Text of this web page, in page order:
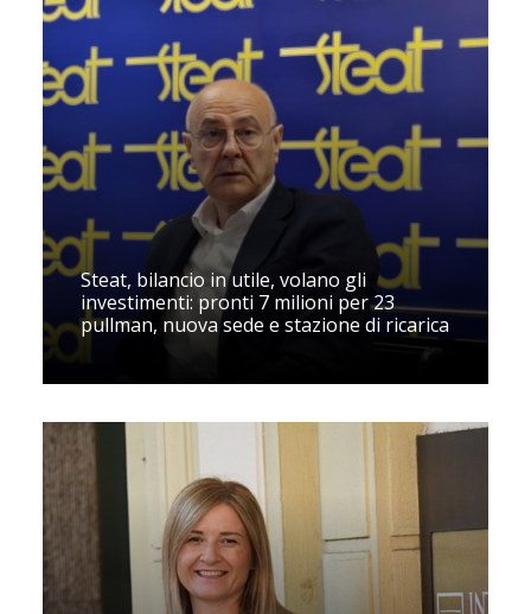
Steat, bilancio in utile, volano gli
investimenti: pronti 7 milioni per 23
pullman, nuova sede e stazione di ricarica